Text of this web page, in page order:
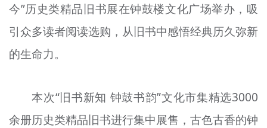
今”历史类精品旧书展在钟鼓楼文化广场举办，吸
引众多读者阅读选购，从旧书中感悟经典历久弥新
的生命力。
本次“旧书新知 钟鼓书韵”文化市集精选3000
余册历史类精品旧书进行集中展售，古色古香的钟